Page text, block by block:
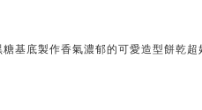
基底製作香氣濃郁的可愛造型餅乾超